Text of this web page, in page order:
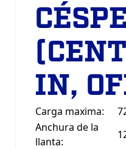
IN,
Carga maxima:
Anchura de la
llanta: